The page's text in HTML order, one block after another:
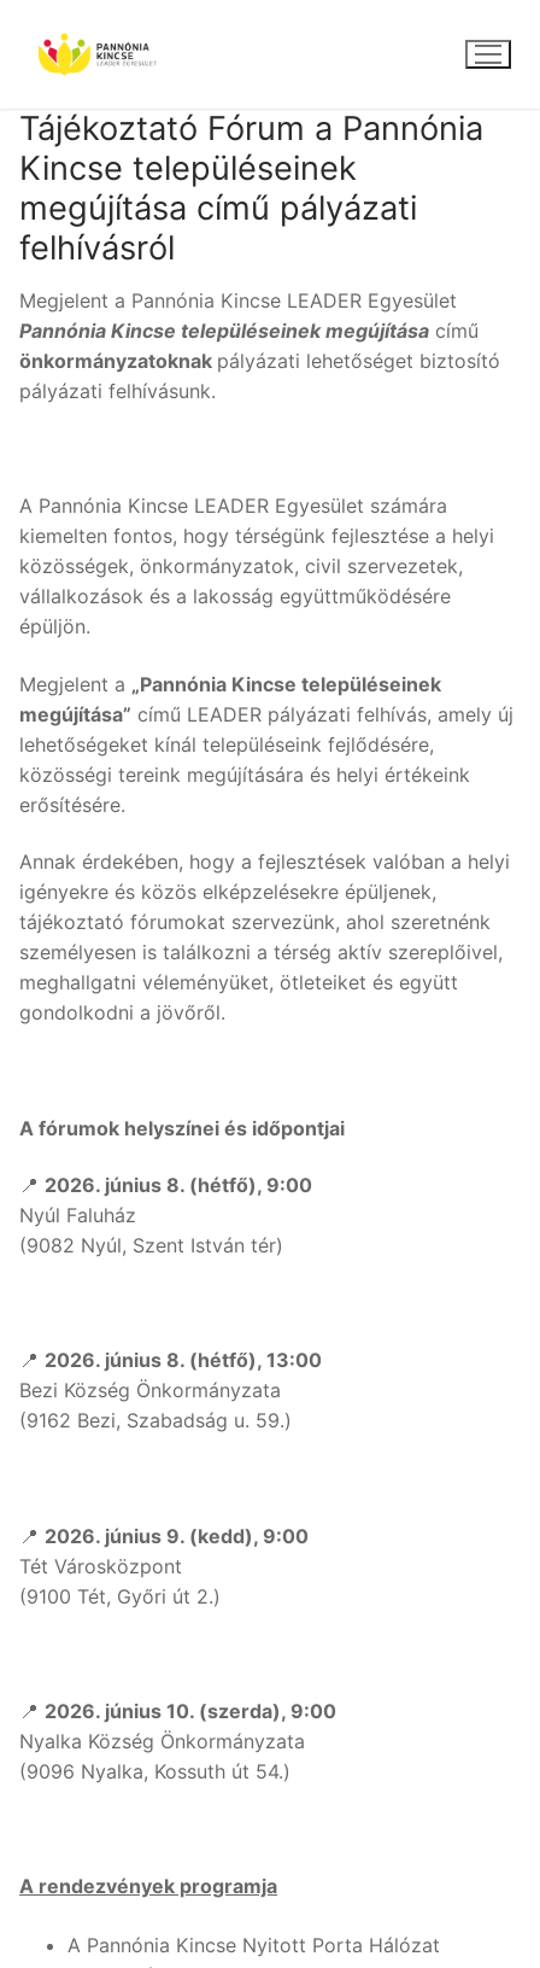
tartalomra
Tájékoztató Fórum a Pannónia
Kincse településeinek
megújítása című pályázati
felhívásról
Megjelent a Pannónia Kincse LEADER Egyesület
Pannónia Kincse településeinek megújítása című
önkormányzatoknak pályázati lehetőséget biztosító
pályázati felhívásunk.
A Pannónia Kincse LEADER Egyesület számára
kiemelten fontos, hogy térségünk fejlesztése a helyi
közösségek, önkormányzatok, civil szervezetek,
vállalkozások és a lakosság együttműködésére
épüljön.
Megjelent a „Pannónia Kincse településeinek
megújítása” című LEADER pályázati felhívás, amely új
lehetőségeket kínál településeink fejlődésére,
közösségi tereink megújítására és helyi értékeink
erősítésére.
Annak érdekében, hogy a fejlesztések valóban a helyi
igényekre és közös elképzelésekre épüljenek,
tájékoztató fórumokat szervezünk, ahol szeretnénk
személyesen is találkozni a térség aktív szereplőivel,
meghallgatni véleményüket, ötleteiket és együtt
gondolkodni a jövőről.
A fórumok helyszínei és időpontjai
📍 2026. június 8. (hétfő), 9:00
Nyúl Faluház
(9082 Nyúl, Szent István tér)
📍 2026. június 8. (hétfő), 13:00
Bezi Község Önkormányzata
(9162 Bezi, Szabadság u. 59.)
📍 2026. június 9. (kedd), 9:00
Tét Városközpont
(9100 Tét, Győri út 2.)
📍 2026. június 10. (szerda), 9:00
Nyalka Község Önkormányzata
(9096 Nyalka, Kossuth út 54.)
A rendezvények programja
A Pannónia Kincse Nyitott Porta Hálózat